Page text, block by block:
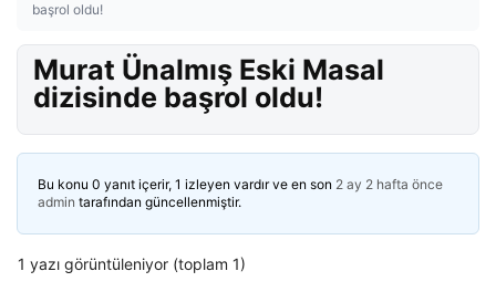
başrol oldu!
Murat Ünalmış Eski Masal
dizisinde başrol oldu!
Bu konu 0 yanıt içerir, 1 izleyen vardır ve en son 2 ay 2 hafta önce
admin tarafından güncellenmiştir.
1 yazı görüntüleniyor (toplam 1)